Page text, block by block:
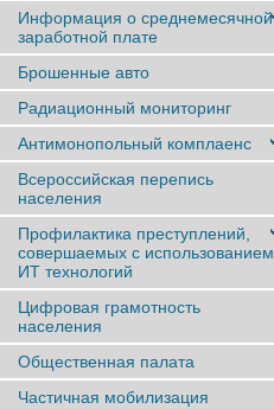
Информация о среднемесячной
заработной плате
Брошенные авто
Радиационный мониторинг
Антимонопольный комплаенс
Всероссийская перепись
населения
Профилактика преступлений,
совершаемых с использованием
ИТ технологий
Цифровая грамотность
населения
Общественная палата
Частичная мобилизация